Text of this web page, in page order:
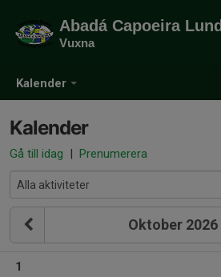
Kalender
Abadá Capoeira Lund
Vuxna
Kalender
Gå till idag | Prenumerera
Oktober 2026
1